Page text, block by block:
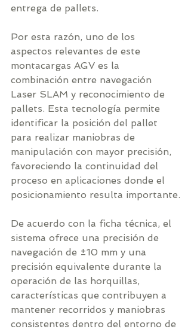
entrega de pallets.
Por esta razón, uno de los
aspectos relevantes de este
montacargas AGV es la
combinación entre navegación
Laser SLAM y reconocimiento de
pallets. Esta tecnología permite
identificar la posición del pallet
para realizar maniobras de
manipulación con mayor precisión,
favoreciendo la continuidad del
proceso en aplicaciones donde el
posicionamiento resulta importante.
De acuerdo con la ficha técnica, el
sistema ofrece una precisión de
navegación de ±10 mm y una
precisión equivalente durante la
operación de las horquillas,
características que contribuyen a
mantener recorridos y maniobras
consistentes dentro del entorno de